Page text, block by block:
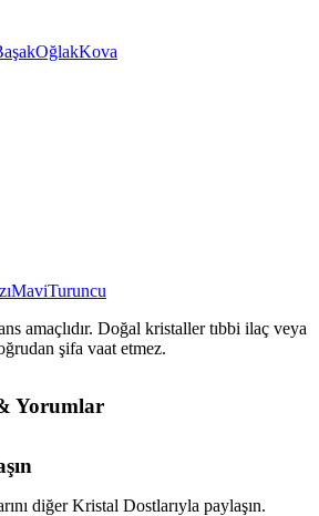
OğlakKova
MaviTuruncu
amaçlıdır. Doğal kristaller tıbbi ilaç veya
şifa vaat etmez.
Yorumlar
diğer Kristal Dostlarıyla paylaşın.